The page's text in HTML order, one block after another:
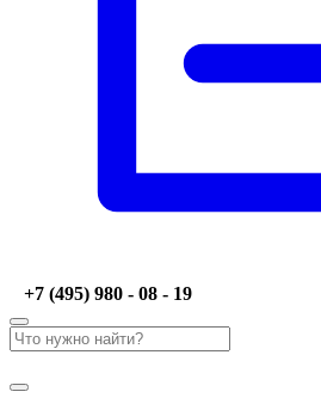
+7 (495) 980 - 08 - 19